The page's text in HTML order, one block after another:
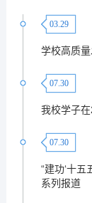
03.29
学校高质
07.30
我校学子
07.30
“建功‘十五
系列报道